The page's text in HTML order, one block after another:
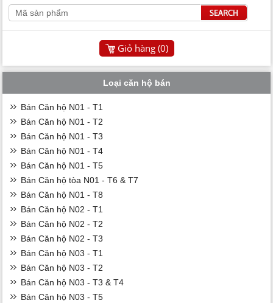
Giỏ hàng (0)
Loại căn hộ bán
Bán Căn hộ N01 - T1
Bán Căn hộ N01 - T2
Bán Căn hộ N01 - T3
Bán Căn hộ N01 - T4
Bán Căn hộ N01 - T5
Bán Căn hộ tòa N01 - T6 & T7
Bán Căn hộ N01 - T8
Bán Căn hộ N02 - T1
Bán Căn hộ N02 - T2
Bán Căn hộ N02 - T3
Bán Căn hộ N03 - T1
Bán Căn hộ N03 - T2
Bán Căn hộ N03 - T3 & T4
Bán Căn hộ N03 - T5